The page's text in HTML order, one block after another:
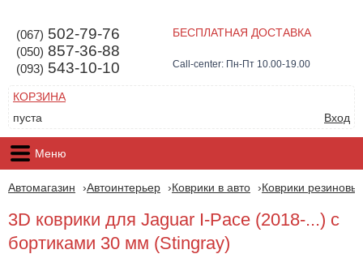
(067) 502-79-76
(050) 857-36-88
(093) 543-10-10
БЕСПЛАТНАЯ ДОСТАВКА
Call-center: Пн-Пт 10.00-19.00
КОРЗИНА
пуста
Вход
Меню
Автомагазин Автоинтерьер Коврики в авто Коврики
3D коврики для Jaguar I-Pace (2018-...) с
бортиками 30 мм (Stingray)